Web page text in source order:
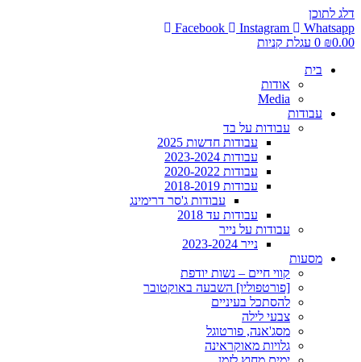
דלג לתוכן
Facebook
Instagram
Whatsapp
₪0.00
0 עגלת קניות
בית
אודות
Media
עבודות
עבודות על בד
עבודות חדשות 2025
עבודות 2023-2024
עבודות 2020-2022
עבודות 2018-2019
עבודות ג'סר דרימינג
עבודות עד 2018
עבודות על נייר
נייר 2023-2024
מסעות
קווי חיים – נשות יודפת
[פורטפוליו] השבעה באוקטובר
להסתכל בעיניים
צבעי לילה
מסג'אנה, פורטוגל
גלויות מאוקראינה